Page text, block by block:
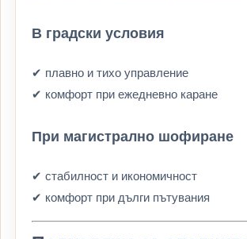
В градски условия
✔ плавно и тихо управление
✔ комфорт при ежедневно каране
При магистрално шофиране
✔ стабилност и икономичност
✔ комфорт при дълги пътувания